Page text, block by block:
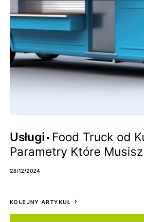
Usługi
Food Truck od
Parametry Które
28/12/2024
KOLEJNY ARTYKUŁ